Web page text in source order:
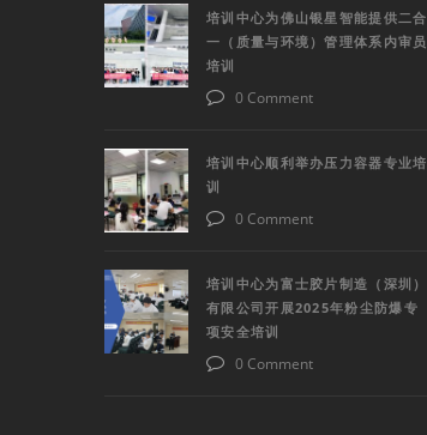
培训中心为佛山银星智能提供二合
一（质量与环境）管理体系内审员
培训
0 Comment
培训中心顺利举办压力容器专业培
训
0 Comment
培训中心为富士胶片制造（深圳）
有限公司开展2025年粉尘防爆专
项安全培训
0 Comment